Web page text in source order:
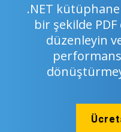
.NET
bir şekilde
düzenleyin